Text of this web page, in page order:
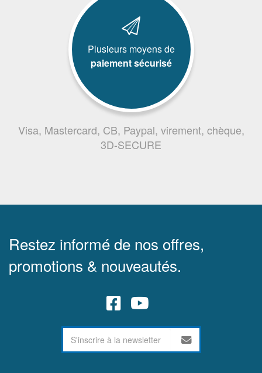
Plusieurs moyens de
paiement sécurisé
Visa, Mastercard, CB, Paypal, virement, chèque,
3D-SECURE
Restez informé de nos offres,
promotions & nouveautés.